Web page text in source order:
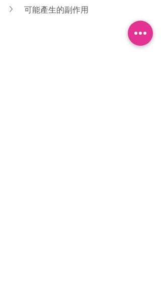
可能產生的副作用